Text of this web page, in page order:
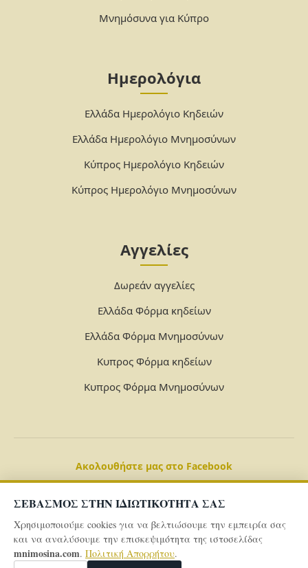
ΣΕΒΑΣΜΟΣ ΣΤΗΝ ΙΔΙΩΤΙΚΟΤΗΤΑ ΣΑΣ
Χρησιμοποιούμε cookies για να βελτιώσουμε την εμπειρία σας
και να αναλύσουμε την επισκεψιμότητα της ιστοσελίδας
mnimosina.com. Πολιτική Απορρήτου.
Μνημόσυνα για Κύπρο
Ημερολόγια
Ελλάδα Ημερολόγιο Κηδειών
Ελλάδα Ημερολόγιο Μνημοσύνων
Κύπρος Ημερολόγιο Κηδειών
Κύπρος Ημερολόγιο Μνημοσύνων
Αγγελίες
Δωρεάν αγγελίες
Ελλάδα Φόρμα κηδείων
Ελλάδα Φόρμα Μνημοσύνων
Κυπρος Φόρμα κηδείων
Κυπρος Φόρμα Μνημοσύνων
Ακολουθήστε μας στο Facebook